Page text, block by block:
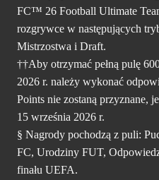
FC™ 26 Football Ultimate
rozgrywce w następujących
Mistrzostwa i Draft.
††Aby otrzymać pełną pulę
2026 r. należy wykonać
Points nie zostaną przyznane,
15 września 2026 r.
§ Nagrody pochodzą z puli:
FC, Urodziny FUT,
finału UEFA.